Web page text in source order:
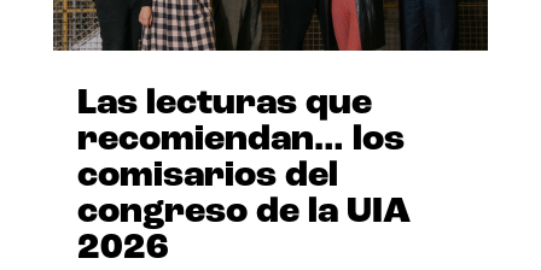
Las lecturas que
recomiendan… los
comisarios del
congreso de la UIA
2026